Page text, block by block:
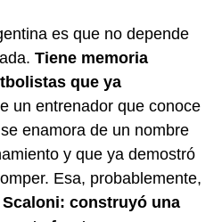
es que no depende
Tiene memoria
que ya
un entrenador que conoce
enamora de un nombre
y que ya demostró
Esa, probablemente,
Scaloni: construyó una